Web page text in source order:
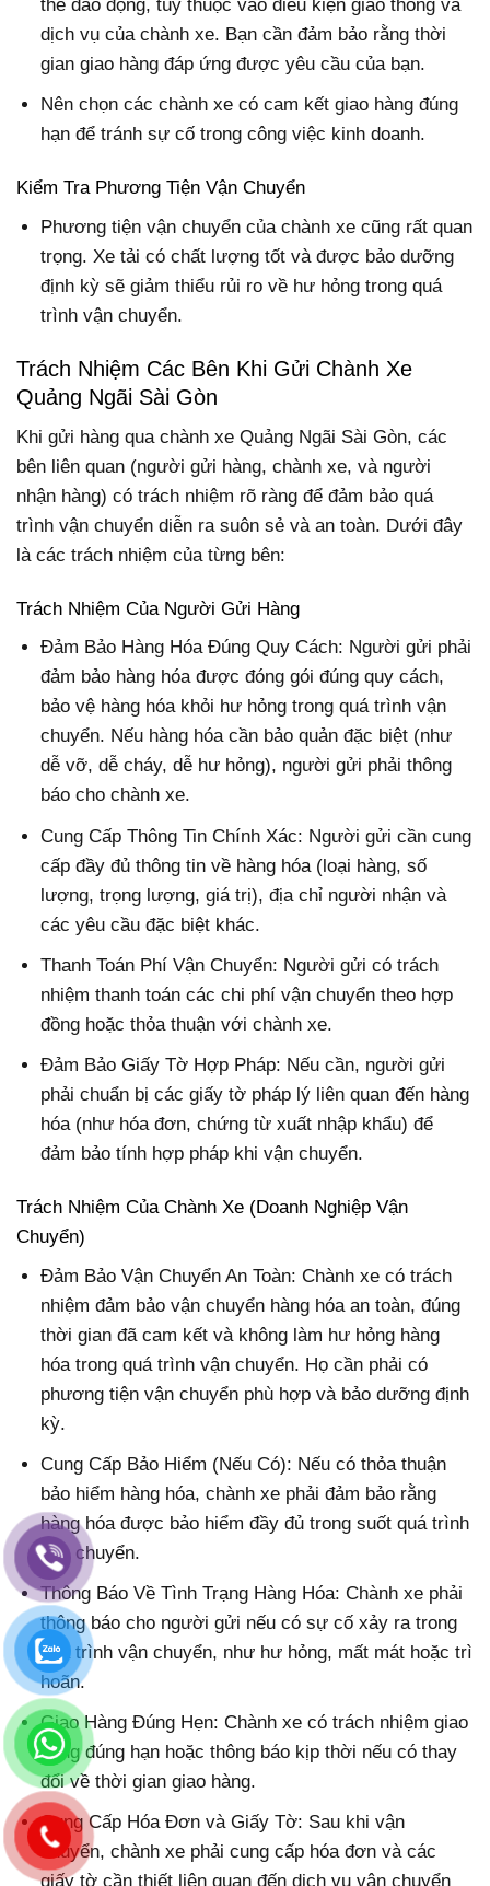
thể dao động, tùy thuộc vào điều kiện giao thông và
dịch vụ của chành xe. Bạn cần đảm bảo rằng thời
gian giao hàng đáp ứng được yêu cầu của bạn.
Nên chọn các chành xe có cam kết giao hàng đúng
hạn để tránh sự cố trong công việc kinh doanh.
Kiểm Tra Phương Tiện Vận Chuyển
Phương tiện vận chuyển của chành xe cũng rất quan
trọng. Xe tải có chất lượng tốt và được bảo dưỡng
định kỳ sẽ giảm thiểu rủi ro về hư hỏng trong quá
trình vận chuyển.
Trách Nhiệm Các Bên Khi Gửi Chành Xe
Quảng Ngãi Sài Gòn
Khi gửi hàng qua chành xe Quảng Ngãi Sài Gòn, các
bên liên quan (người gửi hàng, chành xe, và người
nhận hàng) có trách nhiệm rõ ràng để đảm bảo quá
trình vận chuyển diễn ra suôn sẻ và an toàn. Dưới đây
là các trách nhiệm của từng bên:
Trách Nhiệm Của Người Gửi Hàng
Đảm Bảo Hàng Hóa Đúng Quy Cách: Người gửi phải
đảm bảo hàng hóa được đóng gói đúng quy cách,
bảo vệ hàng hóa khỏi hư hỏng trong quá trình vận
chuyển. Nếu hàng hóa cần bảo quản đặc biệt (như
dễ vỡ, dễ cháy, dễ hư hỏng), người gửi phải thông
báo cho chành xe.
Cung Cấp Thông Tin Chính Xác: Người gửi cần cung
cấp đầy đủ thông tin về hàng hóa (loại hàng, số
lượng, trọng lượng, giá trị), địa chỉ người nhận và
các yêu cầu đặc biệt khác.
Thanh Toán Phí Vận Chuyển: Người gửi có trách
nhiệm thanh toán các chi phí vận chuyển theo hợp
đồng hoặc thỏa thuận với chành xe.
Đảm Bảo Giấy Tờ Hợp Pháp: Nếu cần, người gửi
phải chuẩn bị các giấy tờ pháp lý liên quan đến hàng
hóa (như hóa đơn, chứng từ xuất nhập khẩu) để
đảm bảo tính hợp pháp khi vận chuyển.
Trách Nhiệm Của Chành Xe (Doanh Nghiệp Vận
Chuyển)
Đảm Bảo Vận Chuyển An Toàn: Chành xe có trách
nhiệm đảm bảo vận chuyển hàng hóa an toàn, đúng
thời gian đã cam kết và không làm hư hỏng hàng
hóa trong quá trình vận chuyển. Họ cần phải có
phương tiện vận chuyển phù hợp và bảo dưỡng định
kỳ.
Cung Cấp Bảo Hiểm (Nếu Có): Nếu có thỏa thuận
bảo hiểm hàng hóa, chành xe phải đảm bảo rằng
hàng hóa được bảo hiểm đầy đủ trong suốt quá trình
vận chuyển.
Thông Báo Về Tình Trạng Hàng Hóa: Chành xe phải
thông báo cho người gửi nếu có sự cố xảy ra trong
quá trình vận chuyển, như hư hỏng, mất mát hoặc trì
hoãn.
Giao Hàng Đúng Hẹn: Chành xe có trách nhiệm giao
hàng đúng hạn hoặc thông báo kịp thời nếu có thay
đổi về thời gian giao hàng.
Cung Cấp Hóa Đơn và Giấy Tờ: Sau khi vận
chuyển, chành xe phải cung cấp hóa đơn và các
giấy tờ cần thiết liên quan đến dịch vụ vận chuyển